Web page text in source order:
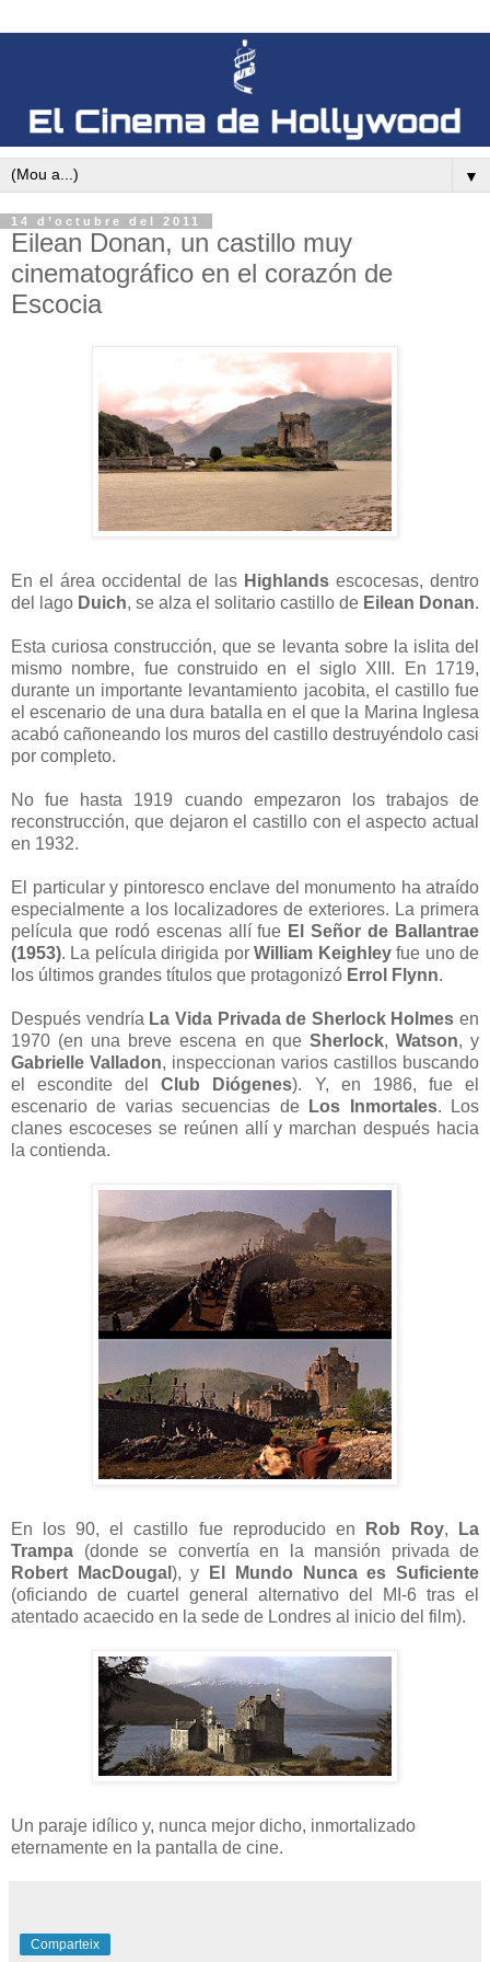
▼
14 d’octubre del 2011
Eilean Donan, un castillo muy
cinematográfico en el corazón de
Escocia
En el área occidental de las Highlands escocesas, dentro
del lago Duich, se alza el solitario castillo de Eilean Donan.
Esta curiosa construcción, que se levanta sobre la islita del
mismo nombre, fue construido en el siglo XIII. En 1719,
durante un importante levantamiento jacobita, el castillo fue
el escenario de una dura batalla en el que la Marina Inglesa
acabó cañoneando los muros del castillo destruyéndolo casi
por completo.
No fue hasta 1919 cuando empezaron los trabajos de
reconstrucción, que dejaron el castillo con el aspecto actual
en 1932.
El particular y pintoresco enclave del monumento ha atraído
especialmente a los localizadores de exteriores. La primera
película que rodó escenas allí fue El Señor de Ballantrae
(1953). La película dirigida porWilliam Keighleyfue uno de
los últimos grandes títulos que protagonizó Errol Flynn.
Después vendría La Vida Privada de Sherlock Holmes en
1970 (en una breve escena en que Sherlock, Watson, y
Gabrielle Valladon, inspeccionan varios castillos buscando
el escondite delClub Diógenes). Y, en 1986, fue el
escenario de varias secuencias de
Los Inmortales. Los
clanes escoceses se reúnen allí y marchan después hacia
la contienda.
En los 90, el castillo fue reproducido en Rob Roy,
La
Trampa (donde se convertía en la mansión privada de
Robert MacDougal ), y
El Mundo Nunca es Suficiente
(oficiando de cuartel general alternativo del MI-6 tras el
atentado acaecido en la sede de Londres al inicio del film).
Un paraje idílico y, nunca mejor dicho, inmortalizado
eternamente en la pantalla de cine.
Comparteix